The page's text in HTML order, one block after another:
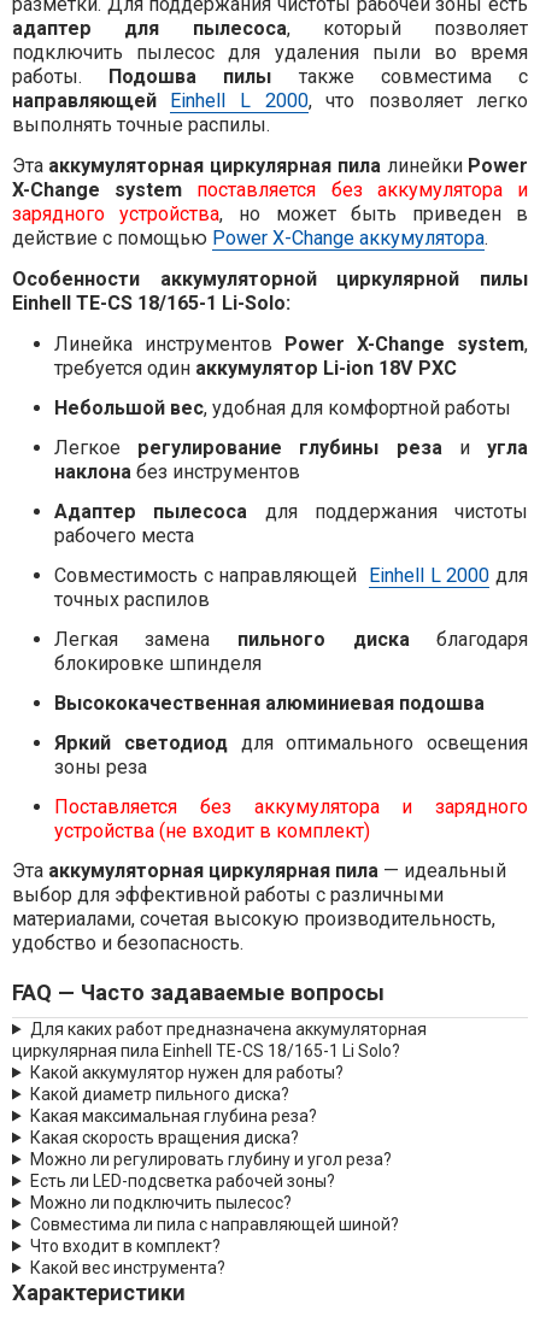
разметки. Для поддержания чистоты рабочей зоны есть
адаптер для пылесоса, который позволяет
подключить пылесос для удаления пыли во время
работы.
Подошва пилы также совместима с
направляющей
Einhell L 2000, что позволяет легко
выполнять точные распилы.
Эта аккумуляторная циркулярная пилалинейки Power
X-Change system
поставляется без аккумулятора и
зарядного устройства, но может быть приведен в
действие с помощью Power X-Change аккумулятора.
Особенности аккумуляторной циркулярной пилы
Einhell TE-CS 18/165-1 Li-Solo:
Линейка инструментов
Power X-Change system,
требуется один аккумулятор Li-ion 18V PXC
Небольшой вес, удобная для комфортной работы
Легкое регулирование глубины резаиугла
наклонабез инструментов
Адаптер пылесоса для поддержания чистоты
рабочего места
Совместимость с направляющей
Einhell L 2000 для
точных распилов
Легкая замена пильного дискаблагодаря
блокировке шпинделя
Высококачественная алюминиевая подошва
Яркий светодиоддля оптимального освещения
зоны реза
Поставляется без аккумулятора и зарядного
устройства (не входит в комплект)
Эта аккумуляторная циркулярная пила— идеальный
выбор для эффективной работы с различными
материалами, сочетая высокую производительность,
удобство и безопасность.
FAQ — Часто задаваемые вопросы
Для каких работ предназначена аккумуляторная
циркулярная пила Einhell TE-CS 18/165-1 Li Solo?
Какой аккумулятор нужен для работы?
Какой диаметр пильного диска?
Какая максимальная глубина реза?
Какая скорость вращения диска?
Можно ли регулировать глубину и угол реза?
Есть ли LED-подсветка рабочей зоны?
Можно ли подключить пылесос?
Совместима ли пила с направляющей шиной?
Что входит в комплект?
Какой вес инструмента?
Характеристики